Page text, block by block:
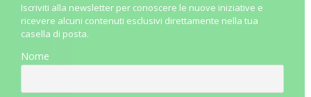
Iscriviti alla newsletter per conoscere le nuove iniziative e
ricevere alcuni contenuti esclusivi direttamente nella tua
casella di posta.
Nome